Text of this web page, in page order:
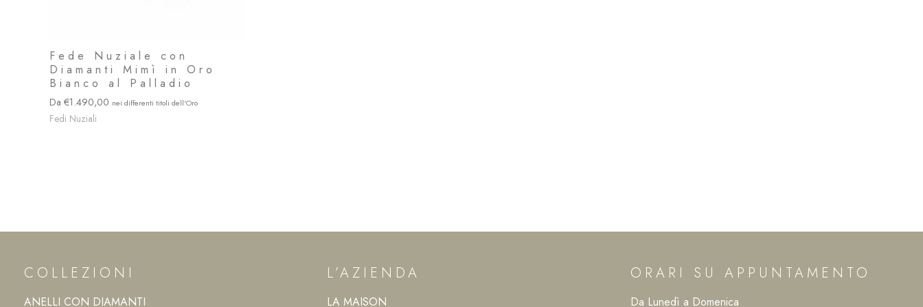
Fede Nuziale con
Diamanti Mimì in Oro
Bianco al Palladio
1.490,00
Fedi Nuziali
COLLEZIONI
ANELLI CON DIAMANTI
L’AZIENDA
LA MAISON
ORARI SU APPUNTAMENTO
Da Lunedì a Domenica